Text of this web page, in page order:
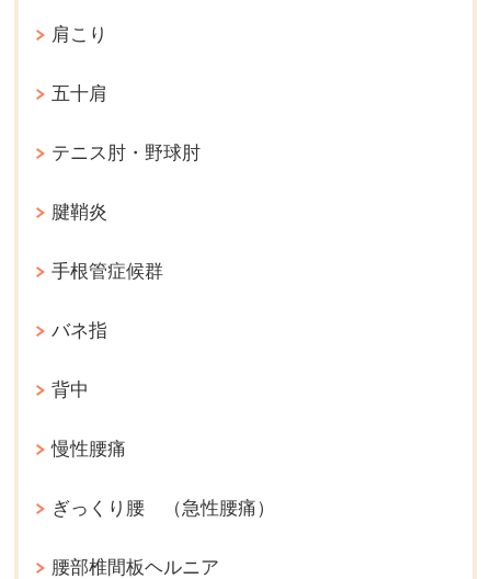
肩こり
五十肩
テニス肘・野球肘
腱鞘炎
手根管症候群
バネ指
背中
慢性腰痛
ぎっくり腰 （急性腰痛）
腰部椎間板ヘルニア